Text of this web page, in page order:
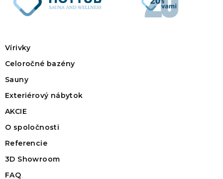
Vírivky
Celoročné bazény
Sauny
Exteriérový nábytok
AKCIE
O spoločnosti
Referencie
3D Showroom
FAQ